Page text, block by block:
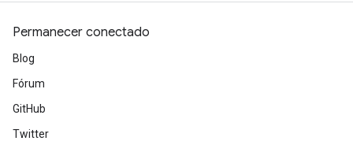
Permanecer conectado
Blog
Fórum
GitHub
Twitter